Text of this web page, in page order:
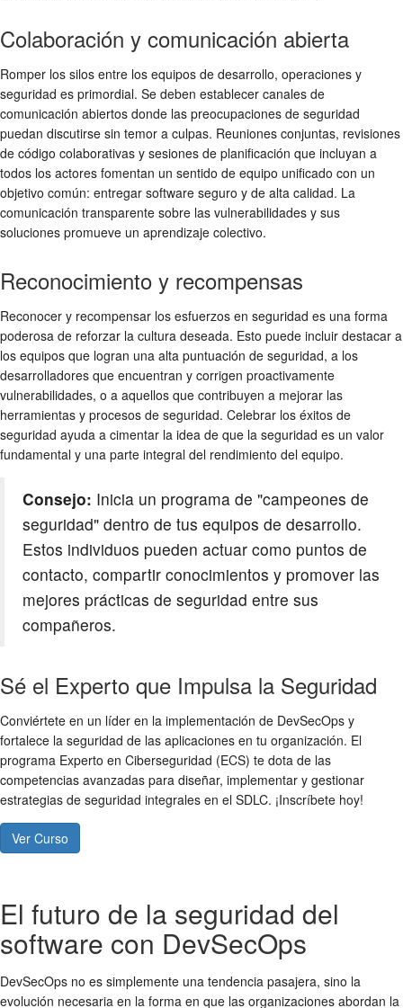
Colaboración y comunicación abierta
Romper los silos entre los equipos de desarrollo, operaciones y
seguridad es primordial. Se deben establecer canales de
comunicación abiertos donde las preocupaciones de seguridad
puedan discutirse sin temor a culpas. Reuniones conjuntas, revisiones
de código colaborativas y sesiones de planificación que incluyan a
todos los actores fomentan un sentido de equipo unificado con un
objetivo común: entregar software seguro y de alta calidad. La
comunicación transparente sobre las vulnerabilidades y sus
soluciones promueve un aprendizaje colectivo.
Reconocimiento y recompensas
Reconocer y recompensar los esfuerzos en seguridad es una forma
poderosa de reforzar la cultura deseada. Esto puede incluir destacar a
los equipos que logran una alta puntuación de seguridad, a los
desarrolladores que encuentran y corrigen proactivamente
vulnerabilidades, o a aquellos que contribuyen a mejorar las
herramientas y procesos de seguridad. Celebrar los éxitos de
seguridad ayuda a cimentar la idea de que la seguridad es un valor
fundamental y una parte integral del rendimiento del equipo.
Consejo: Inicia un programa de "campeones de
seguridad" dentro de tus equipos de desarrollo.
Estos individuos pueden actuar como puntos de
contacto, compartir conocimientos y promover las
mejores prácticas de seguridad entre sus
compañeros.
Sé el Experto que Impulsa la Seguridad
Conviértete en un líder en la implementación de DevSecOps y
fortalece la seguridad de las aplicaciones en tu organización. El
programa Experto en Ciberseguridad (ECS) te dota de las
competencias avanzadas para diseñar, implementar y gestionar
estrategias de seguridad integrales en el SDLC. ¡Inscríbete hoy!
Ver Curso
El futuro de la seguridad del
software con DevSecOps
DevSecOps no es simplemente una tendencia pasajera, sino la
evolución necesaria en la forma en que las organizaciones abordan la